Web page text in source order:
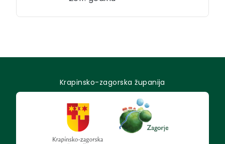
Krapinsko-zagorska županija